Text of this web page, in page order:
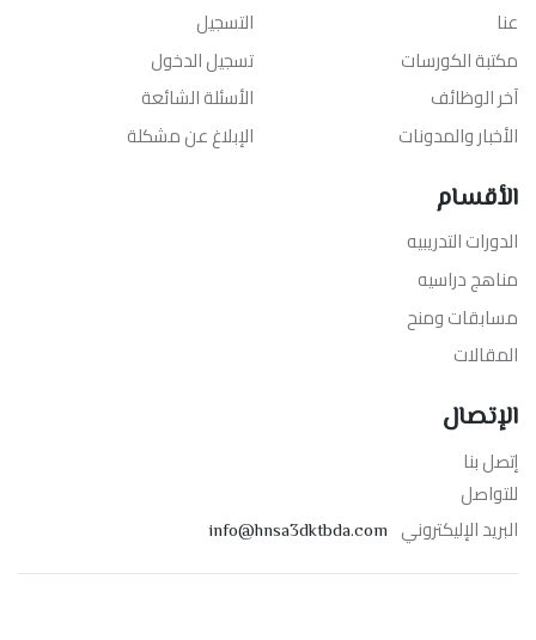
عنا
مكتبة الكورسات
آخر الوظائف
الأخبار والمدونات
التسجيل
تسجيل الدخول
الأسئلة الشائعة
الإبلاغ عن مشكلة
الأقسام
الدورات التدريبيه
مناهج دراسيه
مسابقات ومنح
المقالات
الإتصال
إتصل بنا
للتواصل
البريد الإليكتروني info@hnsa3dktbda.com